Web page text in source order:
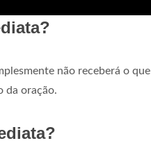
não receberá o que
da oração.